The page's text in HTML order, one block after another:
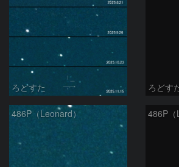
ろどすた ろどす
486P（Leonard） 486P（